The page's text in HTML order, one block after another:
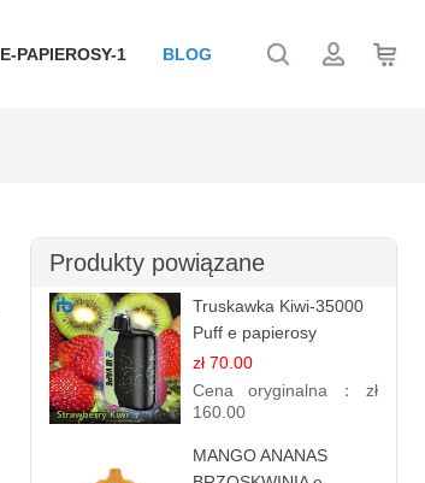
E-PAPIEROSY-1 BLOG
Produkty powiązane
Truskawka Kiwi-35000
Puff e papierosy
(Ibvape Bar)
zł 70.00
Cena oryginalna： zł
160.00
MANGO ANANAS